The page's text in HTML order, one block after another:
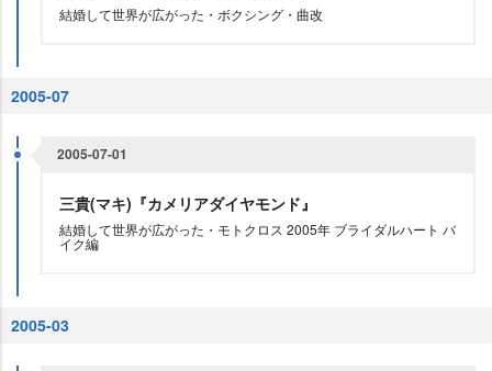
結婚して世界が広がった・ボクシング・曲改
2005-07
2005-07-01
三貴(マキ)『カメリアダイヤモンド』
結婚して世界が広がった・モトクロス 2005年 ブライダルハート バ
イク編
2005-03